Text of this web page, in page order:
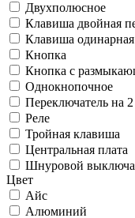
Двухполюсное
Клавиша двойная
Клавиша
Кнопка
Кнопка с
Однокнопочное
Переключатель на
Реле
Тройная клавиша
Центральная плата
Шнуровой
Цвет
Айс
Алюминий